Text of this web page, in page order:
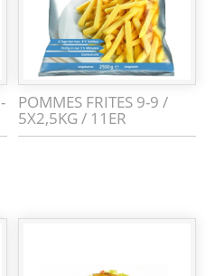
POMMES FRITES 9-9 /
5X2,5KG / 11ER